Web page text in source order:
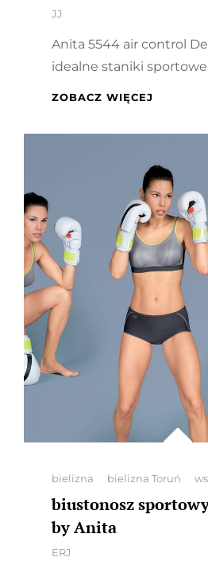
By
JJ
Anita 5544 air control
idealne staniki
ZOBACZ WIĘCEJ
I
MAŁY
BIUST
Categories
bielizna bielizna Toruń
biustonosz
by Anita
By
ERJ